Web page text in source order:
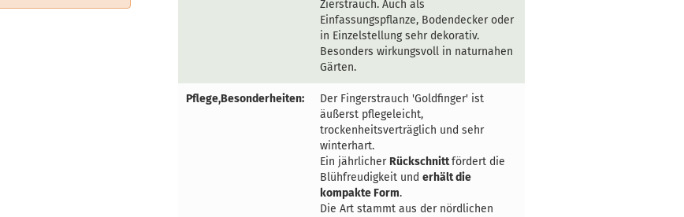
Zierstrauch. Auch als
Einfassungspflanze, Bodendecker oder
in Einzelstellung sehr dekorativ.
Besonders wirkungsvoll in naturnahen
Gärten.
Pflege,Besonderheiten:
Der Fingerstrauch 'Goldfinger' ist
äußerst pflegeleicht,
trockenheitsverträglich und sehr
winterhart.
Ein jährlicher Rückschnittfördert die
Blühfreudigkeit und erhält die
kompakte Form.
Die Art stammt aus der nördlichen